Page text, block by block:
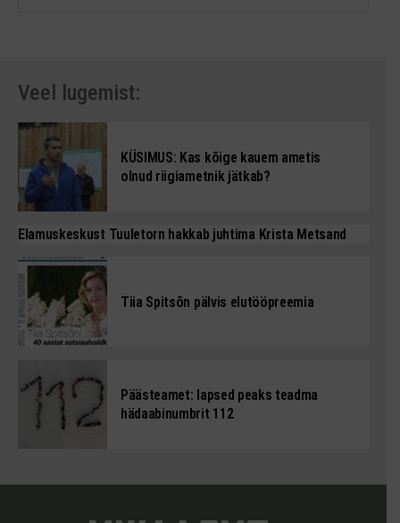
Veel lugemist:
KÜSIMUS: Kas kõige kauem ametis
olnud riigiametnik jätkab?
Elamuskeskust Tuuletorn hakkab juhtima Krista Metsand
Tiia Spitsõn pälvis elutööpreemia
Päästeamet: lapsed peaks teadma
hädaabinumbrit 112